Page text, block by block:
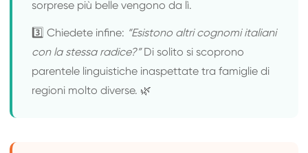
sorprese più belle vengono da lì.
3️⃣ Chiedete infine: “Esistono altri cognomi italiani
con la stessa radice?”Di solito si scoprono
parentele linguistiche inaspettate tra famiglie di
regioni molto diverse. 🌿